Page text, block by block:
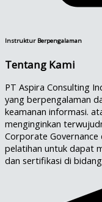
Instruktur Berpengalaman
Tentang Kami
PT Aspira Consulting
yang berpengalaman
keamanan informasi.
menginginkan
Corporate Governance
pelatihan untuk dapat
dan sertifikasi di